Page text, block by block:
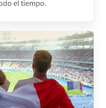
el tiempo.